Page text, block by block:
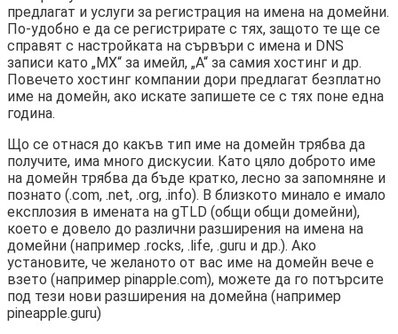
предлагат и услуги за регистрация на имена на домейни.
По-удобно е да се регистрирате с тях, защото те ще се
справят с настройката на сървъри с имена и DNS
записи като „MX“ за имейл, „A“ за самия хостинг и др.
Повечето хостинг компании дори предлагат безплатно
име на домейн, ако искате запишете се с тях поне една
година.
Що се отнася до какъв тип име на домейн трябва да
получите, има много дискусии. Като цяло доброто име
на домейн трябва да бъде кратко, лесно за запомняне и
познато (.com, .net, .org, .info). В близкото минало е имало
експлозия в имената на gTLD (общи общи домейни),
което е довело до различни разширения на имена на
домейни (например .rocks, .life, .guru и др.). Ако
установите, че желаното от вас име на домейн вече е
взето (например pinapple.com), можете да го потърсите
под тези нови разширения на домейна (например
pineapple.guru)